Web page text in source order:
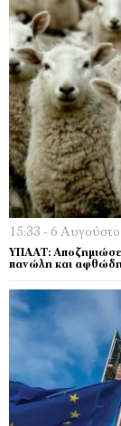
15:33 - 6
ΥΠΑΑΤ:
πανώλη και αφθώδη